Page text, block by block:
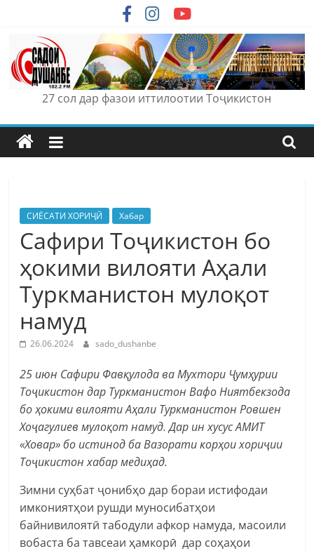
content
27 сол дар фазои иттилоотии Тоҷикистон
СИЁСАТИ ХОРИҶӢ Хабар
Сафири Тоҷикистон бо
ҳокими вилояти Аҳали
Туркманистон мулоқот
намуд
26.06.2024 sado_dushanbe
25 июн Сафири Фавқулода ва Мухтори Ҷумҳурии
Тоҷикистон дар Туркманистон Вафо Ниятбекзода
бо ҳокими вилояти Аҳали Туркманистон Ровшен
Хоҷагулиев мулоқот намуд. Дар ин хусус АМИТ
«Ховар» бо истинод ба Вазорати корҳои хориҷии
Тоҷикистон хабар медиҳад.
Зимни суҳбат ҷонибҳо дар бораи истифодаи
имкониятҳои рушди муносибатҳои
байнивилоятӣ табодули афкор намуда, масоили
вобаста ба тавсеаи ҳамкорӣ дар соҳаҳои